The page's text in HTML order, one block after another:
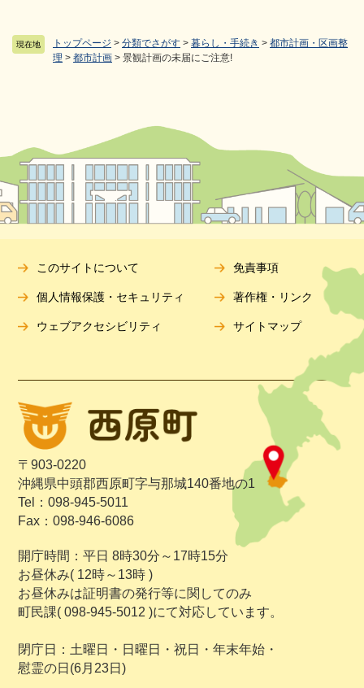
現在地 トップページ > 分類でさがす > 暮らし・手続き > 都市計画・区画整
理 > 都市計画 > 景観計画の未届にご注意!
〒903-0220
沖縄県中頭郡西原町字与那城140番地の1
Tel：098-945-5011
Fax：098-946-6086
開庁時間：平日 8時30分～17時15分
お昼休み( 12時～13時 )
お昼休みは証明書の発行等に関してのみ
町民課( 098-945-5012 )にて対応しています。
閉庁日：土曜日・日曜日・祝日・年末年始・
慰霊の日(6月23日)
このサイトについて 免責事項
個人情報保護・セキュリティ 著作権・リンク
ウェブアクセシビリティ サイトマップ